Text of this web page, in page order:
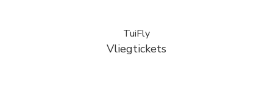
TuiFly
Vliegtickets